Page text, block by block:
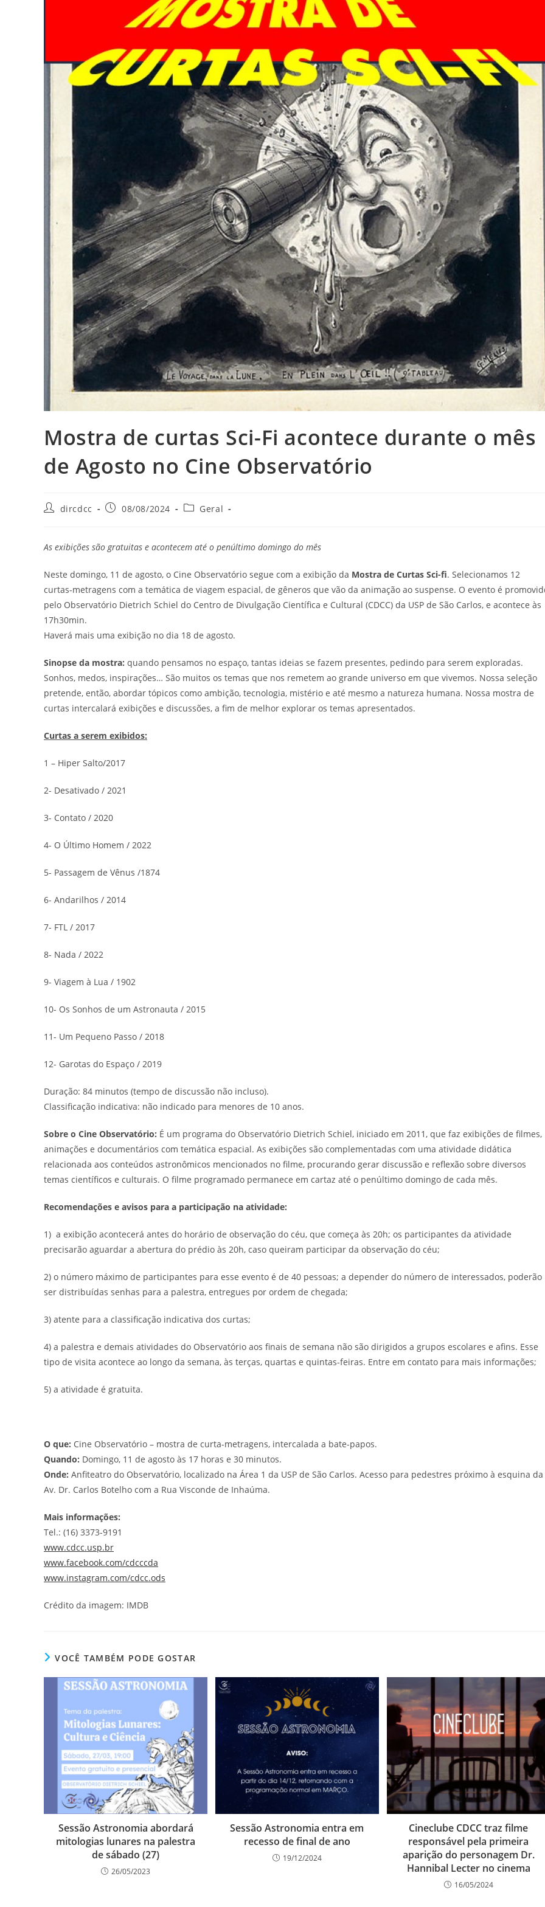
Mostra de curtas Sci-Fi acontece durante o mês
de Agosto no Cine Observatório
Autordircdcc
Post08/08/2024
Categoria
Geral
As exibições são gratuitas e acontecem até o penúltimo domingo do mês
Neste domingo, 11 de agosto, o Cine Observatório segue com a exibição da Mostra de Curtas Sci-fi. Selecionamos 12
curtas-metragens com a temática de viagem espacial, de gêneros que vão da animação ao suspense. O evento é
pelo Observatório Dietrich Schiel do Centro de Divulgação Científica e Cultural (CDCC) da USP de São Carlos, e acontece às
17h30min.
Haverá mais uma exibição no dia 18 de agosto.
Sinopse da mostra: quando pensamos no espaço, tantas ideias se fazem presentes, pedindo para serem exploradas.
Sonhos, medos, inspirações… São muitos os temas que nos remetem ao grande universo em que vivemos. Nossa seleção
pretende, então, abordar tópicos como ambição, tecnologia, mistério e até mesmo a natureza humana. Nossa mostra de
curtas intercalará exibições e discussões, a fim de melhor explorar os temas apresentados.
Curtas a serem exibidos:
1 – Hiper Salto/2017
2- Desativado / 2021
3- Contato / 2020
4- O Último Homem / 2022
5- Passagem de Vênus /1874
6- Andarilhos / 2014
7- FTL / 2017
8- Nada / 2022
9- Viagem à Lua / 1902
10- Os Sonhos de um Astronauta / 2015
11- Um Pequeno Passo / 2018
12- Garotas do Espaço / 2019
Duração: 84 minutos (tempo de discussão não incluso).
Classificação indicativa: não indicado para menores de 10 anos.
Sobre o Cine Observatório: É um programa do Observatório Dietrich Schiel, iniciado em 2011, que faz exibições de filmes,
animações e documentários com temática espacial. As exibições são complementadas com uma atividade didática
relacionada aos conteúdos astronômicos mencionados no filme, procurando gerar discussão e reflexão sobre diversos
temas científicos e culturais. O filme programado permanece em cartaz até o penúltimo domingo de cada mês.
Recomendações e avisos para a participação na atividade:
1) a exibição acontecerá antes do horário de observação do céu, que começa às 20h; os participantes da atividade
precisarão aguardar a abertura do prédio às 20h, caso queiram participar da observação do céu;
2) o número máximo de participantes para esse evento é de 40 pessoas; a depender do número de interessados, poderão
ser distribuídas senhas para a palestra, entregues por ordem de chegada;
3) atente para a classificação indicativa dos curtas;
4) a palestra e demais atividades do Observatório aos finais de semana não são dirigidos a grupos escolares e afins. Esse
tipo de visita acontece ao longo da semana, às terças, quartas e quintas-feiras. Entre em contato para mais informações;
5) a atividade é gratuita.
O que: Cine Observatório – mostra de curta-metragens, intercalada a bate-papos.
Quando: Domingo, 11 de agosto às 17 horas e 30 minutos.
Onde: Anfiteatro do Observatório, localizado na Área 1 da USP de São Carlos. Acesso para pedestres próximo à esquina da
Av. Dr. Carlos Botelho com a Rua Visconde de Inhaúma.
Mais informações:
Tel.: (16) 3373-9191
www.cdcc.usp.br
www.facebook.com/cdcccda
www.instagram.com/cdcc.ods
Crédito da imagem: IMDB
VOCÊ TAMBÉM PODE GOSTAR
Sessão Astronomia abordará
mitologias lunares na palestra
de sábado (27)
26/05/2023
Sessão Astronomia entra em
recesso de final de ano
19/12/2024
Cineclube CDCC traz filme
responsável pela primeira
aparição do personagem Dr.
Hannibal Lecter no cinema
16/05/2024